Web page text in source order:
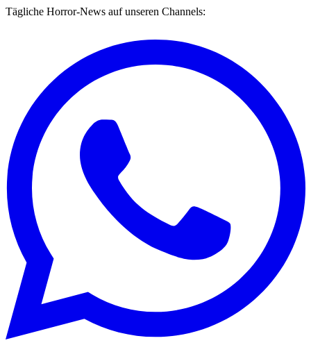
Tägliche Horror-News auf unseren Channels: